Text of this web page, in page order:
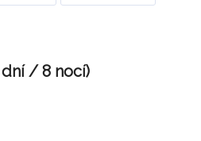
dní / 8 nocí)